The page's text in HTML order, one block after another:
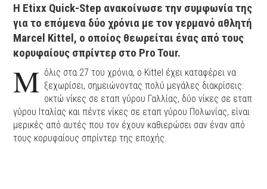
Η Etixx Quick-Step ανακοίνωσε την συμφωνία της
για το επόμενα δύο χρόνια με τον γερμανό αθλητή
Marcel Kittel, o οποίος θεωρείται ένας από τους
κορυφαίους σπρίντερ στο Pro Tour.
Μ όλις στα 27 του χρόνια, ο Kittel έχει καταφέρει να
ξεχωρίσει, σημειώνοντας πολύ μεγάλες διακρίσεις:
oκτώ νίκες σε εταπ γύρου Γαλλίας, δύο νίκες σε εταπ
γύρου Iταλίας και πέντε νίκες σε εταπ γύρου Πολωνίας, είναι
μερικές από αυτές που τον έχουν καθιερώσει σαν έναν από
τους κορυφαίους σπρίντερ της εποχής.